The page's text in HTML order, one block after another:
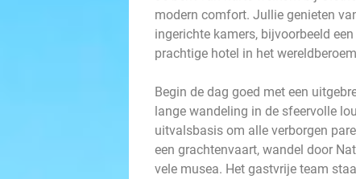
modern comfort. Jullie genieten
ingerichte kamers, bijvoorbeeld
prachtige hotel in het
Begin de dag goed met een
lange wandeling in de sfeervolle
uitvalsbasis om alle verborgen
een grachtenvaart, wandel door
vele musea. Het gastvrije team